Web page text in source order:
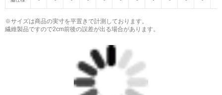
※サイズは商品の実寸を平置きで計測しております。
繊維製品ですので2cm前後の誤差が出る場合があります。